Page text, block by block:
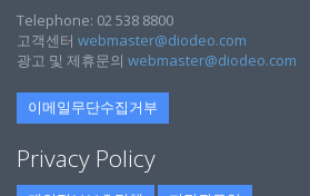
Telephone: 02 538 8800
고객센터 webmaster@diodeo.com
광고 및 제휴문의 webmaster@diodeo.com
이메일무단수집거부
Privacy Policy